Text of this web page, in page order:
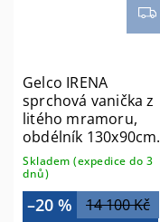
Gelco IRENA
sprchová vanička z
litého mramoru,
obdélník 130x90cm,
bílá HI13090
Skladem (expedice do 3
dnů)
14 100 Kč
–20 %